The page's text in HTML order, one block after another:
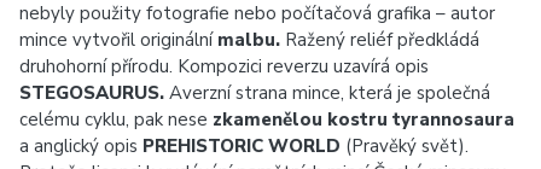
nebyly použity fotografie nebo počítačová grafika – autor
mince vytvořil originální malbu. Ražený reliéf předkládá
druhohorní přírodu. Kompozici reverzu uzavírá opis
STEGOSAURUS. Averzní strana mince, která je společná
celému cyklu, pak nese zkamenělou kostru tyrannosaura
a anglický opis PREHISTORIC WORLD (Pravěký svět).